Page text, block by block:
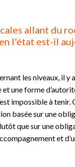
allant du
l'état est-il
les niveaux, il
une forme
impossible à tenir.
basée sur une
que sur une
et